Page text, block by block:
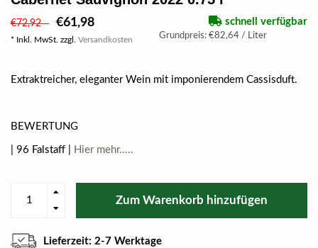
€72,92 €61,98
* Inkl. MwSt. zzgl. Versandkosten
schnell verfügbar
Grundpreis: €82,64 / Liter
Extraktreicher, eleganter Wein mit imponierendem Cassisduft.
BEWERTUNG
| 96 Falstaff | Hier mehr.....
Zum Warenkorb hinzufügen
Lieferzeit: 2-7 Werktage